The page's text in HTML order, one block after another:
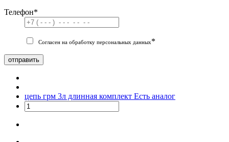
Телефон*
Согласен на обработку персональных данных*
отправить
цепь грм 3л длинная комплект Есть аналог